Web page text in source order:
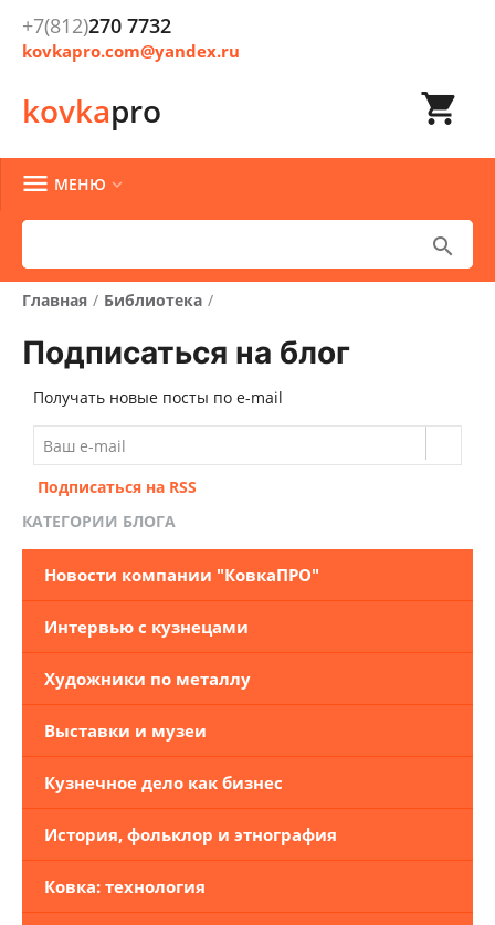
kovkapro
+7(812)270 7732
kovkapro.com@yandex.ru

 МЕНЮ 

Главная / Библиотека /
Подписаться на блог
Получать новые посты по e-mail
Подписаться на RSS
КАТЕГОРИИ БЛОГА
Новости компании "КовкаПРО"
Интервью с кузнецами
Художники по металлу
Выставки и музеи
Кузнечное дело как бизнес
История, фольклор и этнография
Ковка: технология